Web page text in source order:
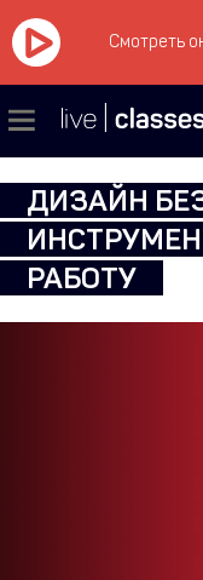
Смотреть
ДИЗАЙН
РАБОТУ